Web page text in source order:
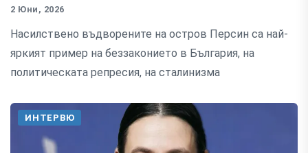
2 Юни, 2026
Насилствено въдворените на остров Персин са най-
яркият пример на беззаконието в България, на
политическата репресия, на сталинизма
ИНТЕРВЮ